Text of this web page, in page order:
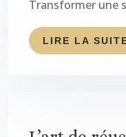
Transformer une
LIRE LA